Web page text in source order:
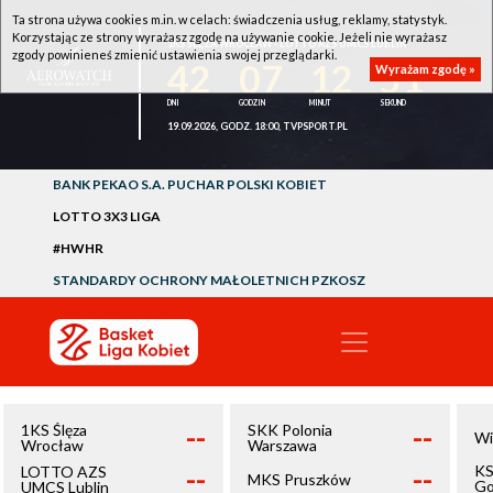
1KS ŚLĘZA WROCŁAW - LOTTO AZS UMCS LUBLIN
50
19.09.2026, GODZ. 18:00, TVPSPORT.PL
BANK PEKAO S.A. PUCHAR POLSKI KOBIET
LOTTO 3X3 LIGA
#HWHR
STANDARDY OCHRONY MAŁOLETNICH PZKOSZ
1KS Ślęza
Wrocław
--
LOTTO AZS
UMCS Lublin
--
SKK Polonia
Warszawa
--
MKS Pruszków --
Ta strona używa cookies m.in. w celach: świadczenia usług, reklamy, statystyk.
Korzystając ze strony wyrażasz zgodę na używanie cookie. Jeżeli nie wyrażasz
zgody powinieneś zmienić ustawienia swojej przeglądarki.
Wyrażam zgodę »